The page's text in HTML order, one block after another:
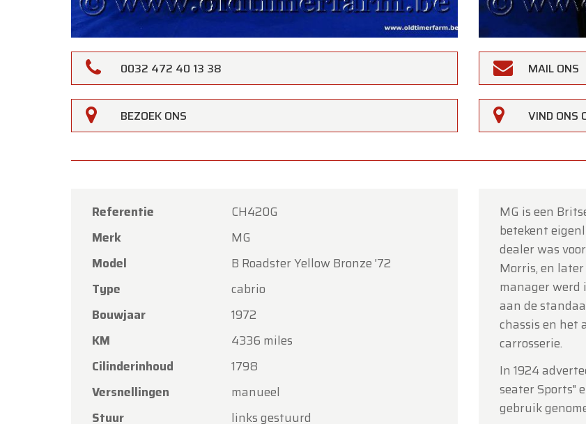
0032 472 40 13 38 MAIL ONS
BEZOEK ONS VIND ONS
Referentie
CH420G
Merk
MG
Model
B Roadster Yellow Bronze '72
Type
cabrio
Bouwjaar
1972
KM
4336 miles
Cilinderinhoud
1798
Versnellingen
manueel
Stuur
links gestuurd
MG is een
betekent
dealer was
Morris, en
manager werd
aan de
chassis en het
carrosserie.
In 1924
seater Sports"
gebruik
Beste klanten,
gesloten zijn op zaterdag 15 augustus
Onze showroom is
gewoon geopend van maandag 10
volgens de normale
Maandag 17 augustus
enkel open op afspraak.
Bedankt voor uw begrip en graag tot binnenkort!